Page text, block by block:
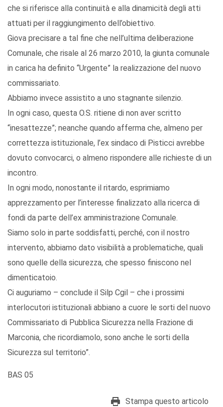
che si riferisce alla continuità e alla dinamicità degli atti
attuati per il raggiungimento dell’obiettivo.
Giova precisare a tal fine che nell’ultima deliberazione
Comunale, che risale al 26 marzo 2010, la giunta comunale
in carica ha definito “Urgente” la realizzazione del nuovo
commissariato.
Abbiamo invece assistito a uno stagnante silenzio.
In ogni caso, questa O.S. ritiene di non aver scritto
“inesattezze”; neanche quando afferma che, almeno per
correttezza istituzionale, l’ex sindaco di Pisticci avrebbe
dovuto convocarci, o almeno rispondere alle richieste di un
incontro.
In ogni modo, nonostante il ritardo, esprimiamo
apprezzamento per l’interesse finalizzato alla ricerca di
fondi da parte dell’ex amministrazione Comunale.
Siamo solo in parte soddisfatti, perché, con il nostro
intervento, abbiamo dato visibilità a problematiche, quali
sono quelle della sicurezza, che spesso finiscono nel
dimenticatoio.
Ci auguriamo – conclude il Silp Cgil – che i prossimi
interlocutori istituzionali abbiano a cuore le sorti del nuovo
Commissariato di Pubblica Sicurezza nella Frazione di
Marconia, che ricordiamolo, sono anche le sorti della
Sicurezza sul territorio”.
BAS 05
Stampa questo articolo